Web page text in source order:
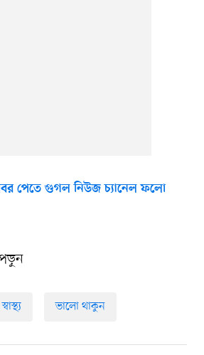
পেতে গুগল নিউজ চ্যানেল ফলো
ভালো থাকুন